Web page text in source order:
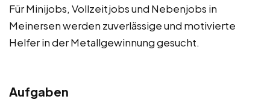
Für Minijobs, Vollzeitjobs und Nebenjobs in
Meinersen werden zuverlässige und motivierte
Helfer in der Metallgewinnung gesucht.
Aufgaben